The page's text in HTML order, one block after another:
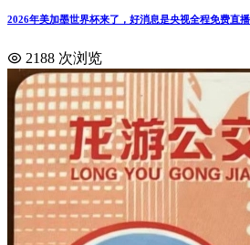
2026年美加墨世界杯来了，好消息是央视全程免费直播
2188 次浏览